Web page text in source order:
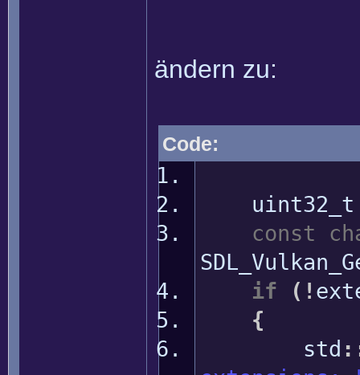
ändern zu:
Code:
uint32_t
const
if
( !
{
std